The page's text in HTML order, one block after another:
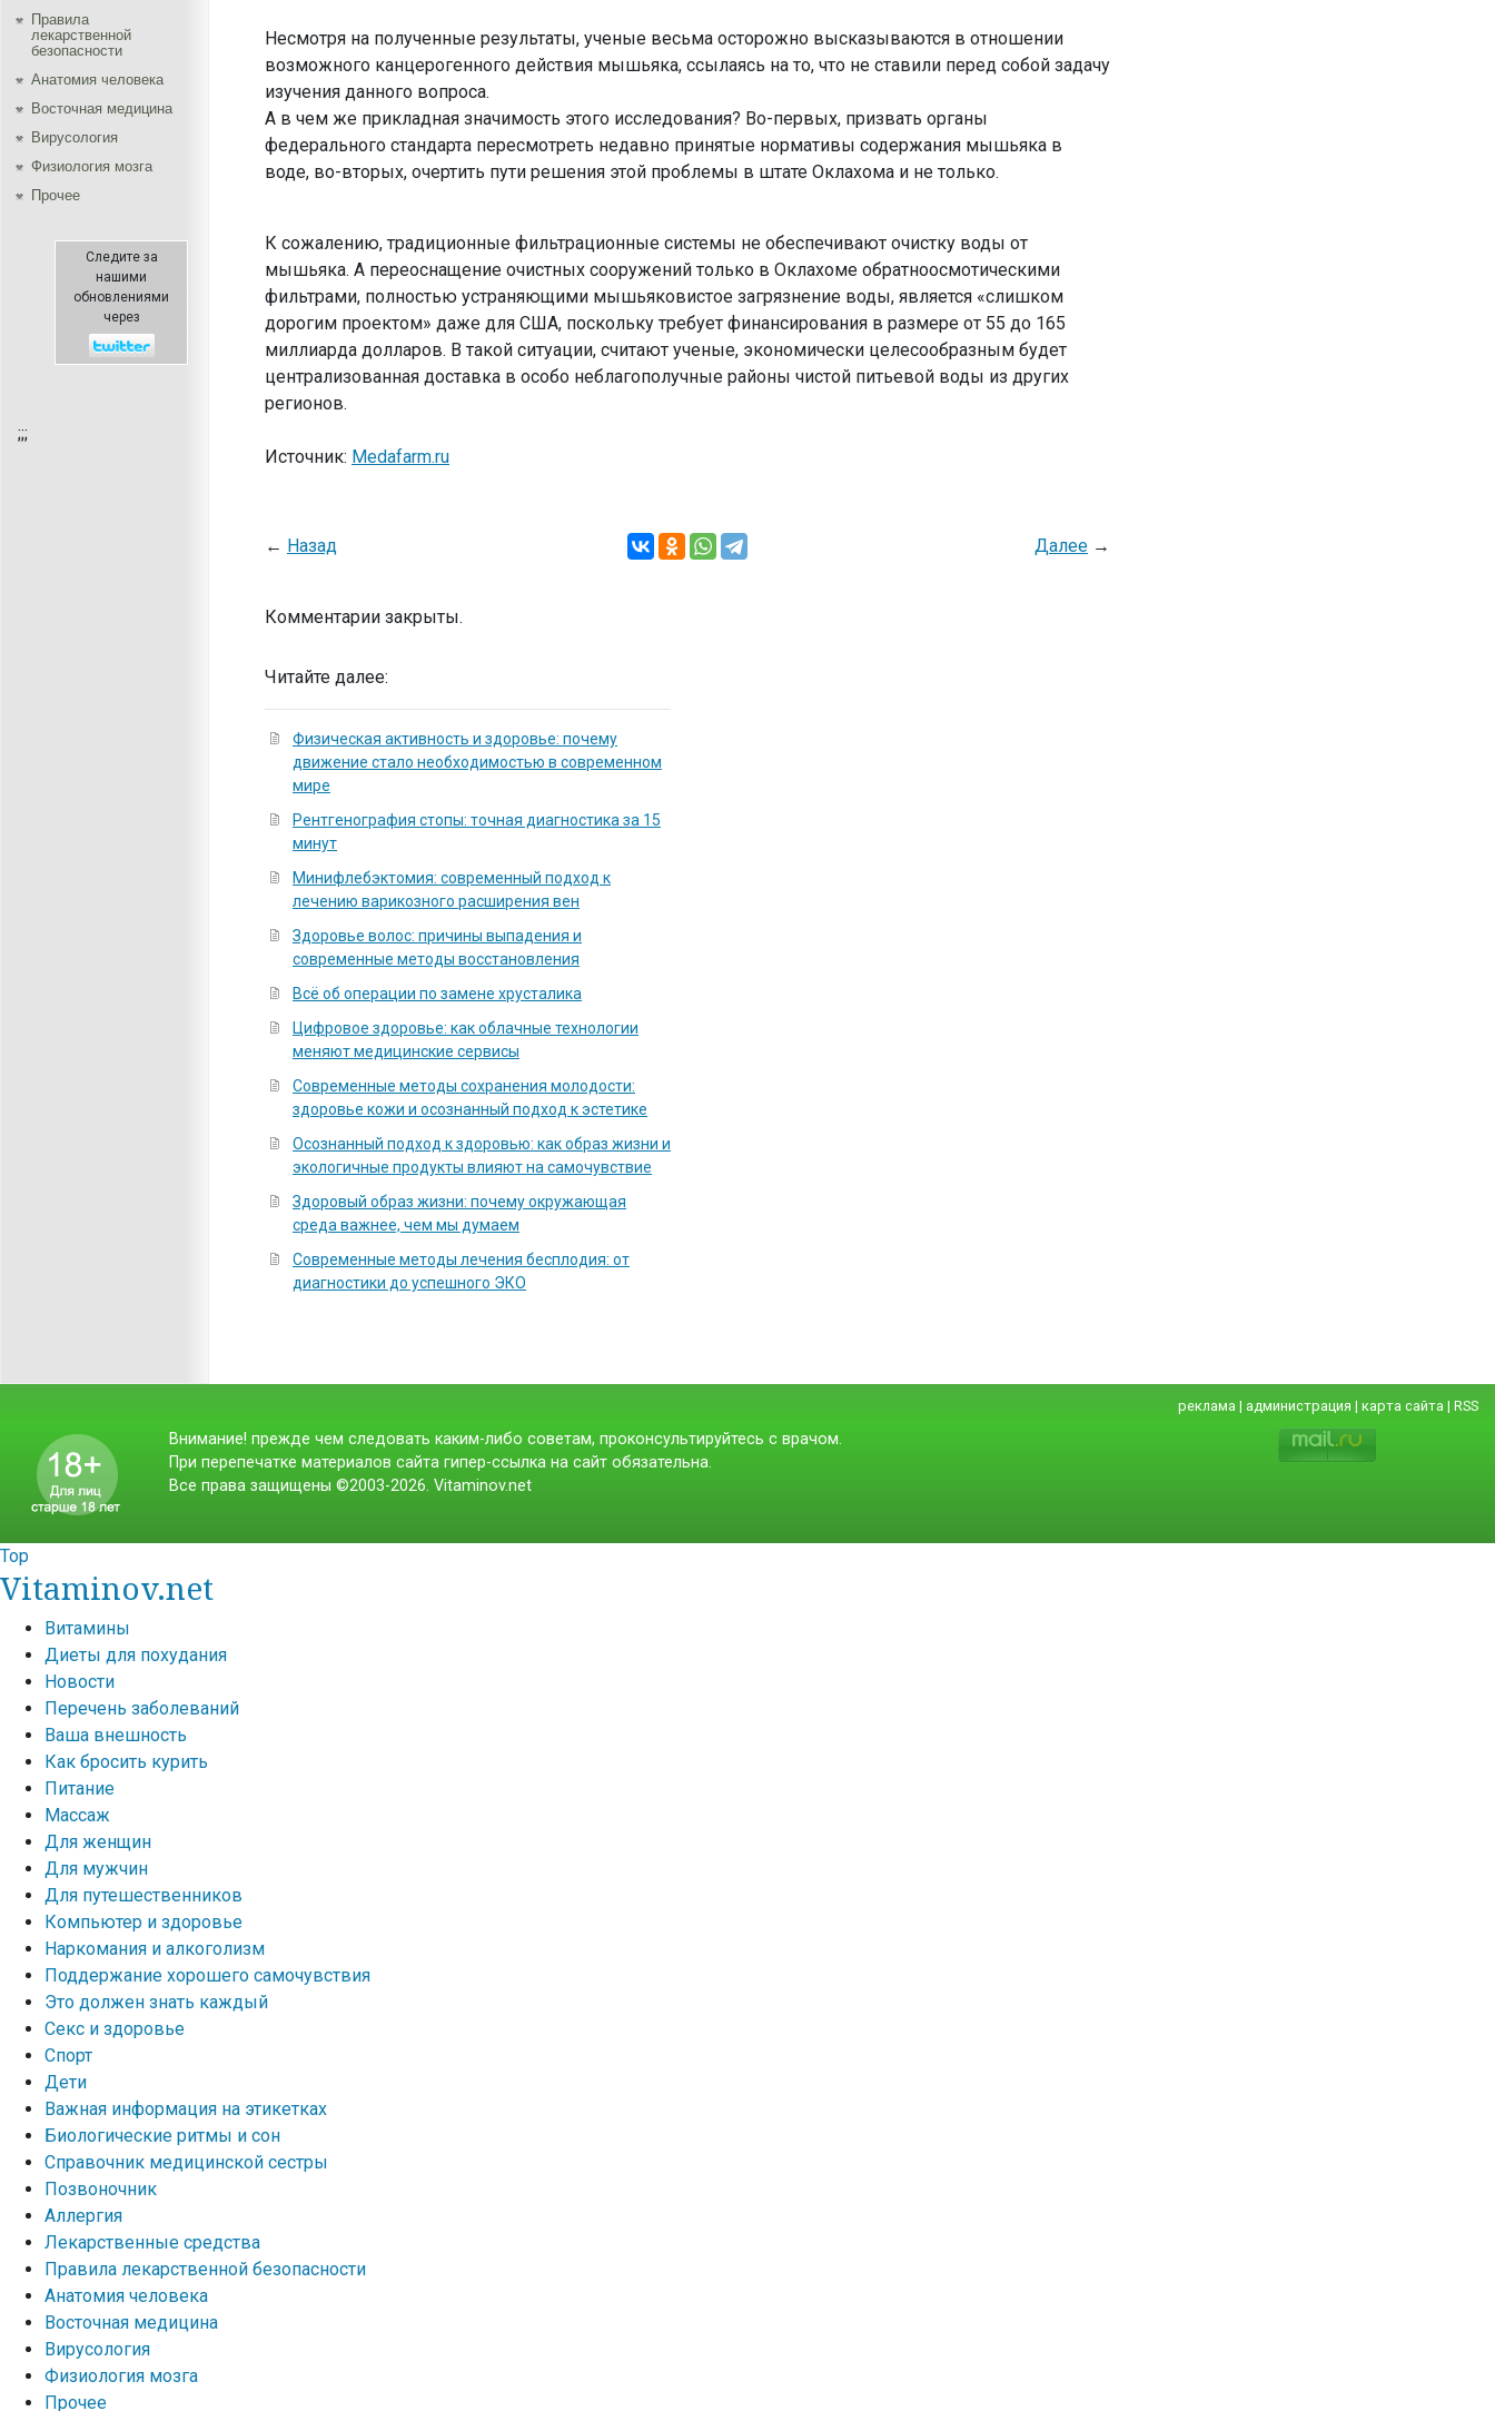
Правила
лекарственной
безопасности
Aнатомия человека
Восточная медицина
Вирусология
Физиология мозга
Прочее
Следите за
нашими
обновлениями
через
;;;
Несмотря на полученные результаты, ученые весьма осторожно высказываются в отношении
возможного канцерогенного действия мышьяка, ссылаясь на то, что не ставили перед собой задачу
изучения данного вопроса.
А в чем же прикладная значимость этого исследования? Во-первых, призвать органы
федерального стандарта пересмотреть недавно принятые нормативы содержания мышьяка в
воде, во-вторых, очертить пути решения этой проблемы в штате Оклахома и не только.
К сожалению, традиционные фильтрационные системы не обеспечивают очистку воды от
мышьяка. А переоснащение очистных сооружений только в Оклахоме обратноосмотическими
фильтрами, полностью устраняющими мышьяковистое загрязнение воды, является «слишком
дорогим проектом» даже для США, поскольку требует финансирования в размере от 55 до 165
миллиарда долларов. В такой ситуации, считают ученые, экономически целесообразным будет
централизованная доставка в особо неблагополучные районы чистой питьевой воды из других
регионов.
Источник: Medafarm.ru
← Назад Далее→
Комментарии закрыты.
Читайте далее:
Физическая активность и здоровье: почему
движение стало необходимостью в современном
мире
Рентгенография стопы: точная диагностика за 15
минут
Минифлебэктомия: современный подход к
лечению варикозного расширения вен
Здоровье волос: причины выпадения и
современные методы восстановления
Всё об операции по замене хрусталика
Цифровое здоровье: как облачные технологии
меняют медицинские сервисы
Современные методы сохранения молодости:
здоровье кожи и осознанный подход к эстетике
Осознанный подход к здоровью: как образ жизни и
экологичные продукты влияют на самочувствие
Здоровый образ жизни: почему окружающая
среда важнее, чем мы думаем
Современные методы лечения бесплодия: от
диагностики до успешного ЭКО
реклама | администрация | карта сайта | RSS
Внимание! прежде чем следовать каким-либо советам, проконсультируйтесь с врачом.
При перепечатке материалов сайта гипер-ссылка на сайт обязательна.
Все права защищены ©2003-2026. Vitaminov.net
Top
Vitaminov.net
Витамины
Диеты для похудания
Новости
Перечень заболеваний
Ваша внешность
Как бросить курить
Питание
Массаж
Для женщин
Для мужчин
Для путешественников
Компьютер и здоровье
Наркомания и алкоголизм
Поддержание хорошего самочувствия
Это должен знать каждый
Секс и здоровье
Спорт
Дети
Важная информация на этикетках
Биологические ритмы и сон
Справочник медицинской сестры
Позвоночник
Аллергия
Лекарственные средства
Правила лекарственной безопасности
Aнатомия человека
Восточная медицина
Вирусология
Физиология мозга
Прочее